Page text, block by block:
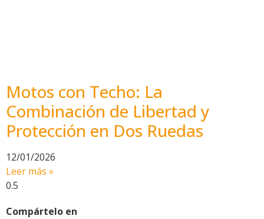
Motos con Techo: La
Combinación de Libertad y
Protección en Dos Ruedas
12/01/2026
Leer más »
Compártelo en